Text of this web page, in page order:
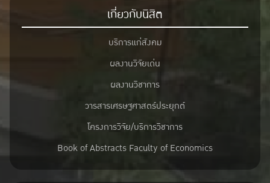
เกี่ยวกับนิสิต
บริการแก่สังคม
ผลงานวิจัยเด่น
ผลงานวิชาการ
วารสารเศรษฐศาสตร์ประยุกต์
โครงการวิจัย/บริการวิชาการ
Book of Abstracts Faculty of Economics